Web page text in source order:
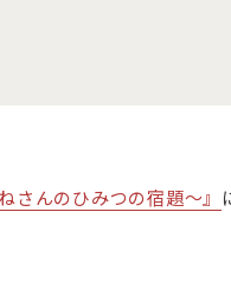
んのひみつの宿題～』